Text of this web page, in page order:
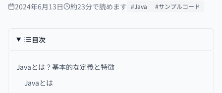
2024年6月13日 約23分で読めます #Java #サンプルコード
目次
Javaとは？基本的な定義と特徴
Javaとは